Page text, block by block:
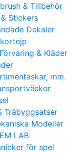
& Tillbehör
Stickers
Dekaler
& Kläder
mm.
Träbyggsatser
Modeller
LAB
för spel